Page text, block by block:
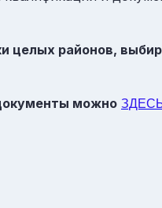
целых районов,
можно